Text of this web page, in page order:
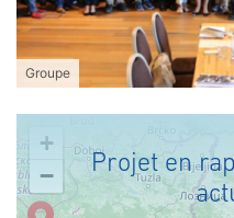
Groupe
Projet en
+
−